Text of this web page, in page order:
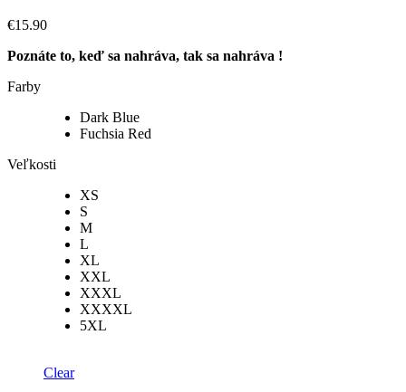
€15.90
Poznáte to, keď sa nahráva, tak sa nahráva !
Farby
Dark Blue
Fuchsia Red
Veľkosti
XS
S
M
L
XL
XXL
XXXL
XXXXL
5XL
Clear